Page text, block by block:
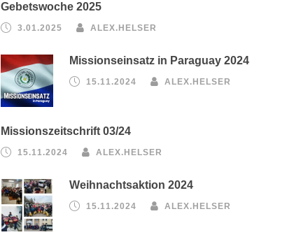
Gebetswoche 2025
3.01.2025 ALEX.HELSER
Missionseinsatz in Paraguay 2024
15.11.2024 ALEX.HELSER
Missionszeitschrift 03/24
15.11.2024 ALEX.HELSER
Weihnachtsaktion 2024
15.11.2024 ALEX.HELSER